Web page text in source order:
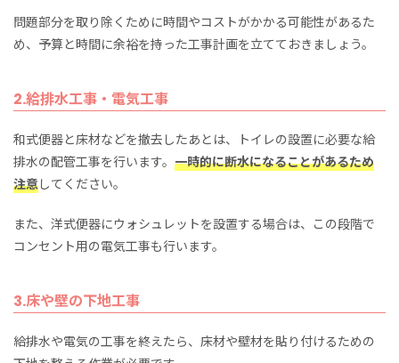
問題部分を取り除くために時間やコストがかかる可能性があるた
め、予算と時間に余裕を持った工事計画を立てておきましょう。
2.給排水工事・電気工事
和式便器と床材などを撤去したあとは、トイレの設置に必要な給
排水の配管工事を行います。 一時的に断水になることがあるため
注意してください。
また、洋式便器にウォシュレットを設置する場合は、この段階で
コンセント用の電気工事も行います。
3.床や壁の下地工事
給排水や電気の工事を終えたら、床材や壁材を貼り付けるための